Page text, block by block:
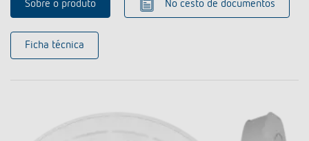
Sobre o produto No cesto de documentos
Ficha técnica